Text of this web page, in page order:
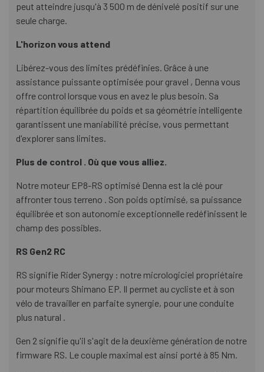
peut atteindre jusqu'à 3 500 m de dénivelé positif sur une
seule charge.
L'horizon vous attend
Libérez-vous des limites prédéfinies. Grâce à une
assistance puissante optimisée pour gravel , Denna vous
offre control lorsque vous en avez le plus besoin. Sa
répartition équilibrée du poids et sa géométrie intelligente
garantissent une maniabilité précise, vous permettant
d'explorer sans limites.
Plus de control . Où que vous alliez.
Notre moteur EP8-RS optimisé Denna est la clé pour
affronter tous terreno . Son poids optimisé, sa puissance
équilibrée et son autonomie exceptionnelle redéfinissent le
champ des possibles.
RS Gen2 RC
RS signifie Rider Synergy : notre micrologiciel propriétaire
pour moteurs Shimano EP. Il permet au cycliste et à son
vélo de travailler en parfaite synergie, pour une conduite
plus natural .
Gen 2 signifie qu'il s'agit de la deuxième génération de notre
firmware RS. Le couple maximal est ainsi porté à 85 Nm.